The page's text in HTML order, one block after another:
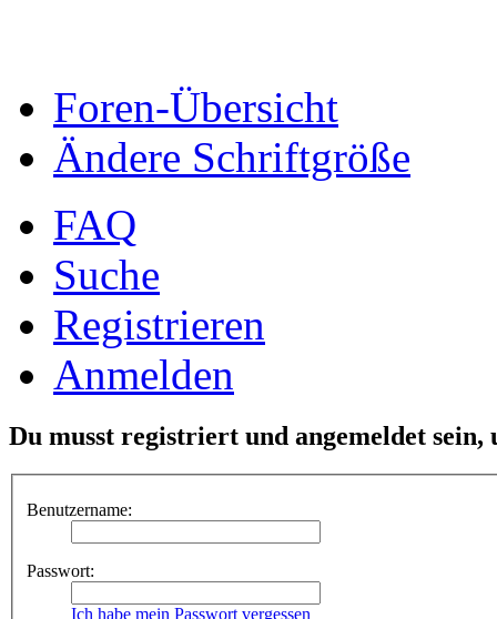
Foren-Übersicht
Ändere Schriftgröße
FAQ
Suche
Registrieren
Anmelden
Du musst registriert und angemeldet sein,
Benutzername:
Passwort:
Ich habe mein Passwort vergessen